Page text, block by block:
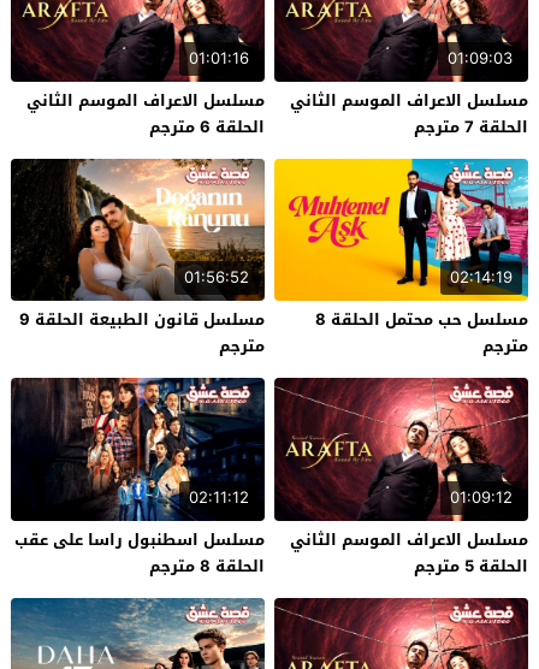
01:09:03
مسلسل الاعراف الموسم الثاني
الحلقة 7 مترجم
01:01:16
مسلسل الاعراف الموسم الثاني
الحلقة 6 مترجم
02:14:19
مسلسل حب محتمل الحلقة 8
مترجم
01:56:52
مسلسل قانون الطبيعة الحلقة 9
مترجم
01:09:12
مسلسل الاعراف الموسم الثاني
الحلقة 5 مترجم
02:11:12
مسلسل اسطنبول راسا على عقب
الحلقة 8 مترجم